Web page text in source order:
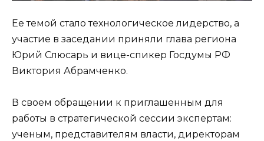
Ее темой стало технологическое лидерство, а
участие в заседании приняли глава региона
Юрий Слюсарь и вице-спикер Госдумы РФ
Виктория Абрамченко.
В своем обращении к приглашенным для
работы в стратегической сессии экспертам:
ученым, представителям власти, директорам